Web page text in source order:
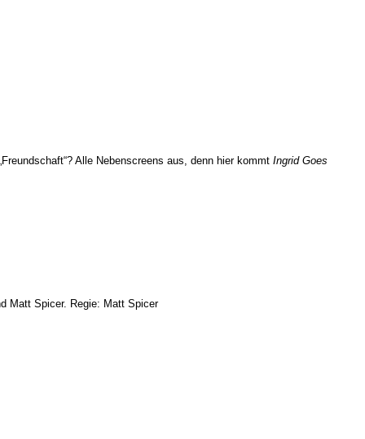
Alle Nebenscreens aus, denn hier kommt Ingrid Goes
Matt Spicer. Regie: Matt Spicer